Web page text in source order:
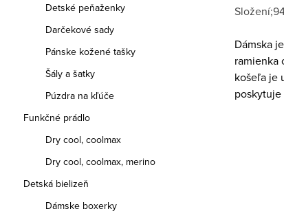
Detské peňaženky
Darčekové sady
Pánske kožené tašky
Šály a šatky
Púzdra na kľúče
Funkčné prádlo
Dry cool, coolmax
Dry cool, coolmax, merino
Detská bielizeň
Dámske boxerky
Dámska
ramienka
košeľa je